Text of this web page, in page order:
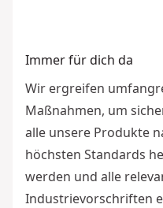
Immer für dich da
Wir ergreifen
Maßnahmen, um
alle unsere Produkte
höchsten Standards
werden und alle
Industrievorschriften